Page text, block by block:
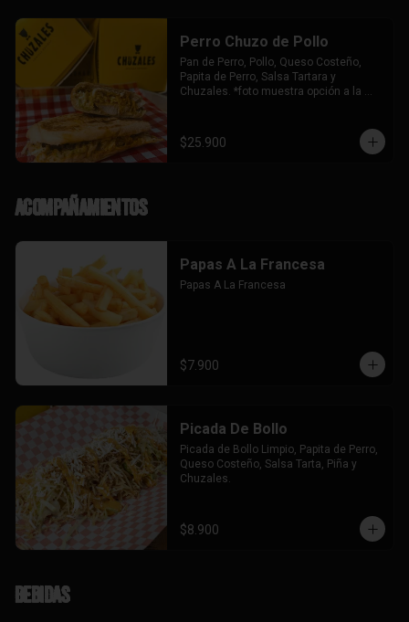
Perro Chuzo de Pollo
Pan de Perro, Pollo, Queso Costeño,
Papita de Perro, Salsa Tartara y
Chuzales. *foto muestra opción a la
$25.900
Acompañamientos
Papas A La Francesa
Papas A La Francesa
$7.900
Picada De Bollo
Picada de Bollo Limpio, Papita de Perro,
Queso Costeño, Salsa Tarta, Piña y
Chuzales.
$8.900
Bebidas